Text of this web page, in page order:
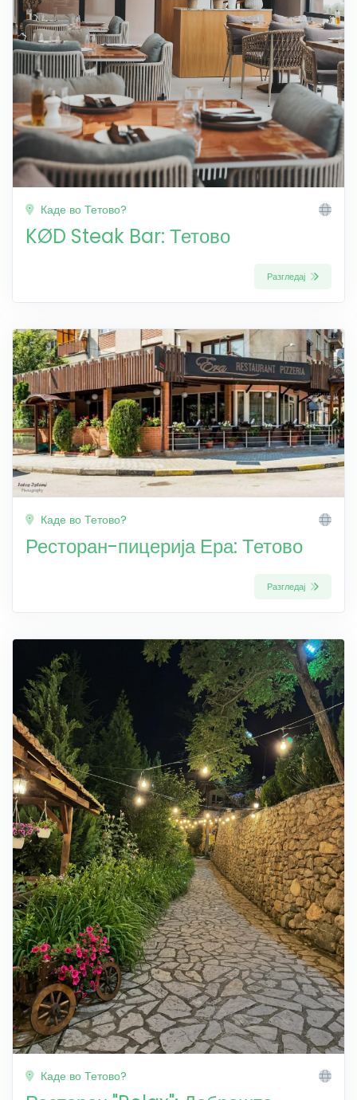
Каде во Тетово?
KØD Steak Bar: Тетово
Разгледај
Каде во Тетово?
Ресторан-пицерија Ера: Тетово
Разгледај
Каде во Тетово?